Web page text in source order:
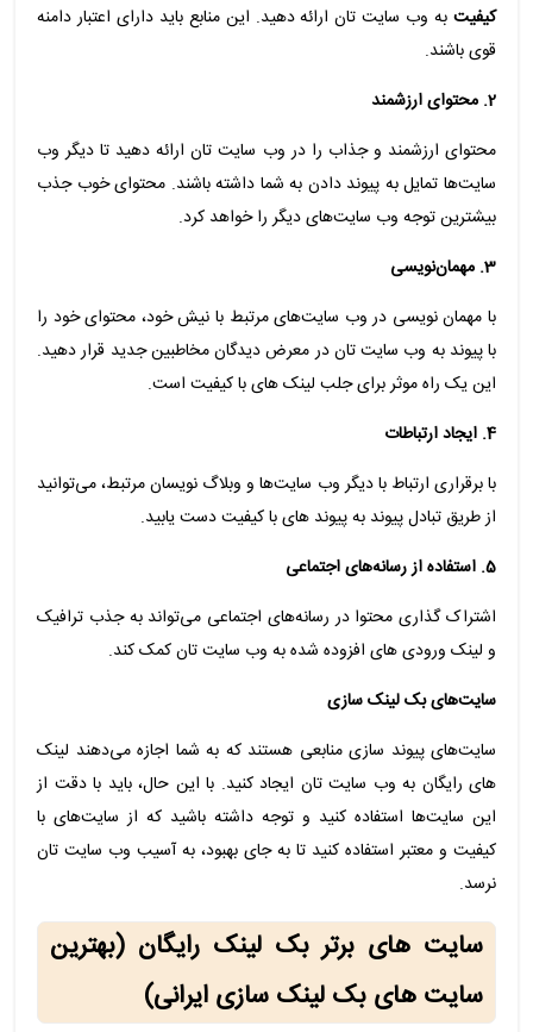
کیفیت به وب ‌سایت‌ تان ارائه دهید. این منابع باید دارای اعتبار دامنه
قوی باشند.
2. محتوای ارزشمند
محتوای ارزشمند و جذاب را در وب ‌سایت ‌تان ارائه دهید تا دیگر وب
‌سایت‌ها تمایل به پیوند دادن به شما داشته باشند. محتوای خوب جذب
بیشترین توجه وب ‌سایت‌های دیگر را خواهد کرد.
3. مهمان‌نویسی
با مهمان ‌نویسی در وب ‌سایت‌های مرتبط با نیش خود، محتوای خود را
با پیوند به وب ‌سایت ‌تان در معرض دیدگان مخاطبین جدید قرار دهید.
این یک راه موثر برای جلب لینک‌ های با کیفیت است.
4. ایجاد ارتباطات
با برقراری ارتباط با دیگر وب ‌سایت‌ها و وبلاگ ‌نویسان مرتبط، می‌توانید
از طریق تبادل پیوند به پیوند ‌های با کیفیت دست یابید.
5. استفاده از رسانه‌های اجتماعی
اشتراک ‌گذاری محتوا در رسانه‌های اجتماعی می‌تواند به جذب ترافیک
و لینک ورودی های افزوده ‌شده به وب ‌سایت‌ تان کمک کند.
سایت‌های بک لینک سازی
سایت‌های پیوند سازی منابعی هستند که به شما اجازه می‌دهند لینک
های رایگان به وب‌ سایت ‌تان ایجاد کنید. با این حال، باید با دقت از
این سایت‌ها استفاده کنید و توجه داشته باشید که از سایت‌های با
کیفیت و معتبر استفاده کنید تا به جای بهبود، به آسیب وب ‌سایت ‌تان
نرسد.
سایت های برتر بک لینک رایگان (بهترین
سایت های بک لینک سازی ایرانی)